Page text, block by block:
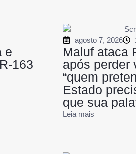
e
163
agosto 7, 2026
Maluf ataca
após perder
“quem
Estado
que sua
Leia mais